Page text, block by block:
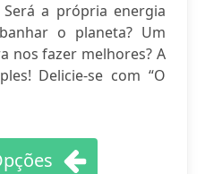
a própria energia
o planeta? Um
nos fazer melhores? A
Delicie-se com “O